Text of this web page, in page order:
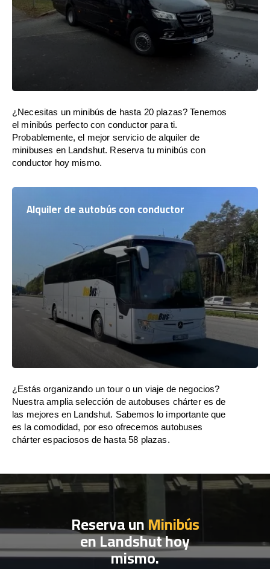
¿Necesitas un minibús de hasta 20 plazas? Tenemos
el minibús perfecto con conductor para ti.
Probablemente, el mejor servicio de alquiler de
minibuses en Landshut. Reserva tu minibús con
conductor hoy mismo.
Alquiler de autobús con conductor
¿Estás organizando un tour o un viaje de negocios?
Nuestra amplia selección de autobuses chárter es de
las mejores en Landshut. Sabemos lo importante que
es la comodidad, por eso ofrecemos autobuses
chárter espaciosos de hasta 58 plazas.
Reserva unMinibús
en Landshut hoy
mismo.